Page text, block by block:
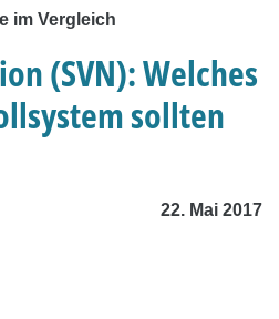
im Vergleich
(SVN): Welches
sollten
22. Mai 2017